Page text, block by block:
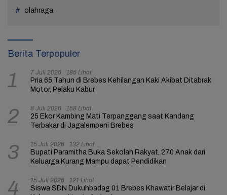
olahraga
Berita Terpopuler
1 7 Juli 2026 185 Lihat
Pria 65 Tahun di Brebes Kehilangan Kaki Akibat Ditabrak
Motor, Pelaku Kabur
2 8 Juli 2026 158 Lihat
25 Ekor Kambing Mati Terpanggang saat Kandang
Terbakar di Jagalempeni Brebes
3 15 Juli 2026 132 Lihat
Bupati Paramitha Buka Sekolah Rakyat, 270 Anak dari
Keluarga Kurang Mampu dapat Pendidikan
4 15 Juli 2026 121 Lihat
Siswa SDN Dukuhbadag 01 Brebes Khawatir Belajar di